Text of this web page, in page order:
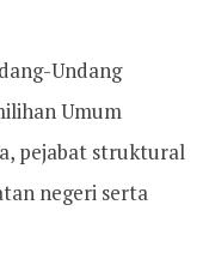
Undang
Umum
pejabat struktural
negeri serta